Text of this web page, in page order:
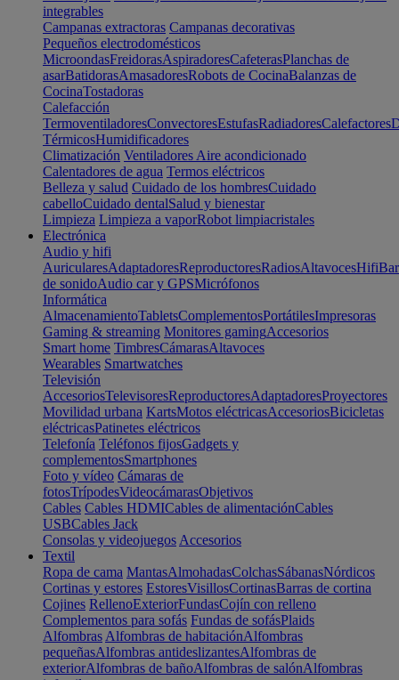
integrables
Campanas extractoras Campanas decorativas
Pequeños electrodomésticos
MicroondasFreidorasAspiradoresCafeterasPlanchas de
asarBatidorasAmasadoresRobots de CocinaBalanzas de
CocinaTostadoras
Calefacción
TermoventiladoresConvectoresEstufasRadiadoresCalefactores
TérmicosHumidificadores
Climatización Ventiladores Aire acondicionado
Calentadores de agua Termos eléctricos
Belleza y salud Cuidado de los hombresCuidado
cabelloCuidado dentalSalud y bienestar
Limpieza Limpieza a vaporRobot limpiacristales
Electrónica
Audio y hifi
AuricularesAdaptadoresReproductoresRadiosAltavocesHifi
de sonidoAudio car y GPSMicrófonos
Informática
AlmacenamientoTabletsComplementosPortátilesImpresoras
Gaming & streaming Monitores gamingAccesorios
Smart home TimbresCámarasAltavoces
Wearables Smartwatches
Televisión
AccesoriosTelevisoresReproductoresAdaptadoresProyectores
Movilidad urbana KartsMotos eléctricasAccesoriosBicicletas
eléctricasPatinetes eléctricos
Telefonía Teléfonos fijosGadgets y
complementosSmartphones
Foto y vídeo Cámaras de
fotosTrípodesVideocámarasObjetivos
Cables Cables HDMICables de alimentaciónCables
USBCables Jack
Consolas y videojuegos Accesorios
Textil
Ropa de cama MantasAlmohadasColchasSábanasNórdicos
Cortinas y estores EstoresVisillosCortinasBarras de cortina
Cojines RellenoExteriorFundasCojín con relleno
Complementos para sofás Fundas de sofásPlaids
Alfombras Alfombras de habitaciónAlfombras
pequeñasAlfombras antideslizantesAlfombras de
exteriorAlfombras de bañoAlfombras de salónAlfombras